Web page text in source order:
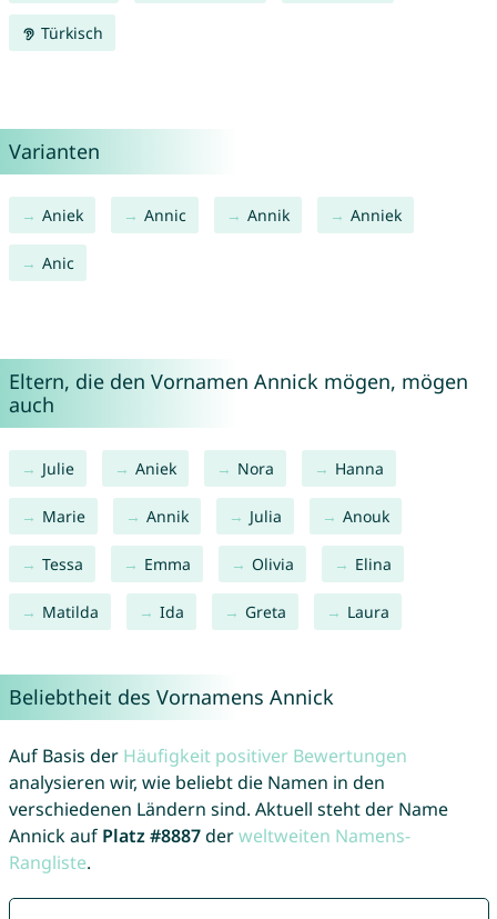
Türkisch
Varianten
Aniek Annic Annik Anniek
Anic
Eltern, die den Vornamen Annick mögen, mögen
auch
Julie Aniek Nora Hanna
Marie Annik Julia Anouk
Tessa Emma Olivia Elina
Matilda Ida Greta Laura
Beliebtheit des Vornamens Annick
Auf Basis der Häufigkeit positiver Bewertungen
analysieren wir, wie beliebt die Namen in den
verschiedenen Ländern sind. Aktuell steht der Name
Annick auf Platz #8887derweltweiten Namens-
Rangliste.